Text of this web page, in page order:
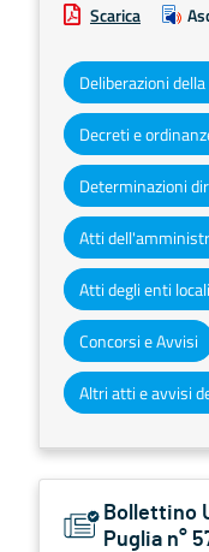
Scarica
Deliberazioni
Concorsi e Avvisi
Bollettino
Puglia n°